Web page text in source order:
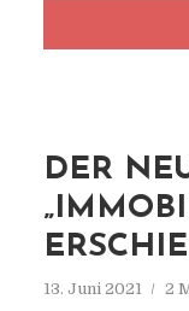
DER
13. Juni 2021 2